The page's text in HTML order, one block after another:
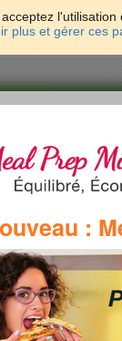
plus et gérer ces
Forme & santé
Bons Plans
: